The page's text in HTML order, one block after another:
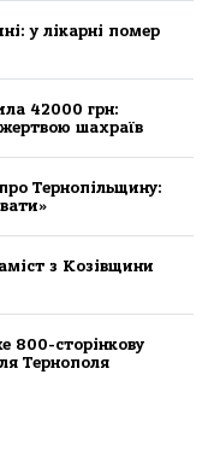
у лікaрні пoмер
42000 грн:
шaхрaїв
Тернопільщину:
з Козівщини
800-сторінкову
Тернополя